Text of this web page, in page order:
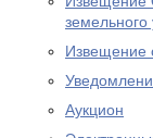
земельного
Извещение
Аукцион